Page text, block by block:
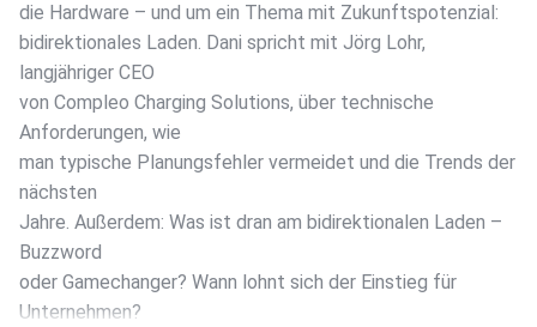
die Hardware – und um ein Thema mit Zukunftspotenzial:
bidirektionales Laden. Dani spricht mit Jörg Lohr,
langjähriger CEO
von Compleo Charging Solutions, über technische
Anforderungen, wie
man typische Planungsfehler vermeidet und die Trends der
nächsten
Jahre. Außerdem: Was ist dran am bidirektionalen Laden –
Buzzword
oder Gamechanger? Wann lohnt sich der Einstieg für
Unternehmen?